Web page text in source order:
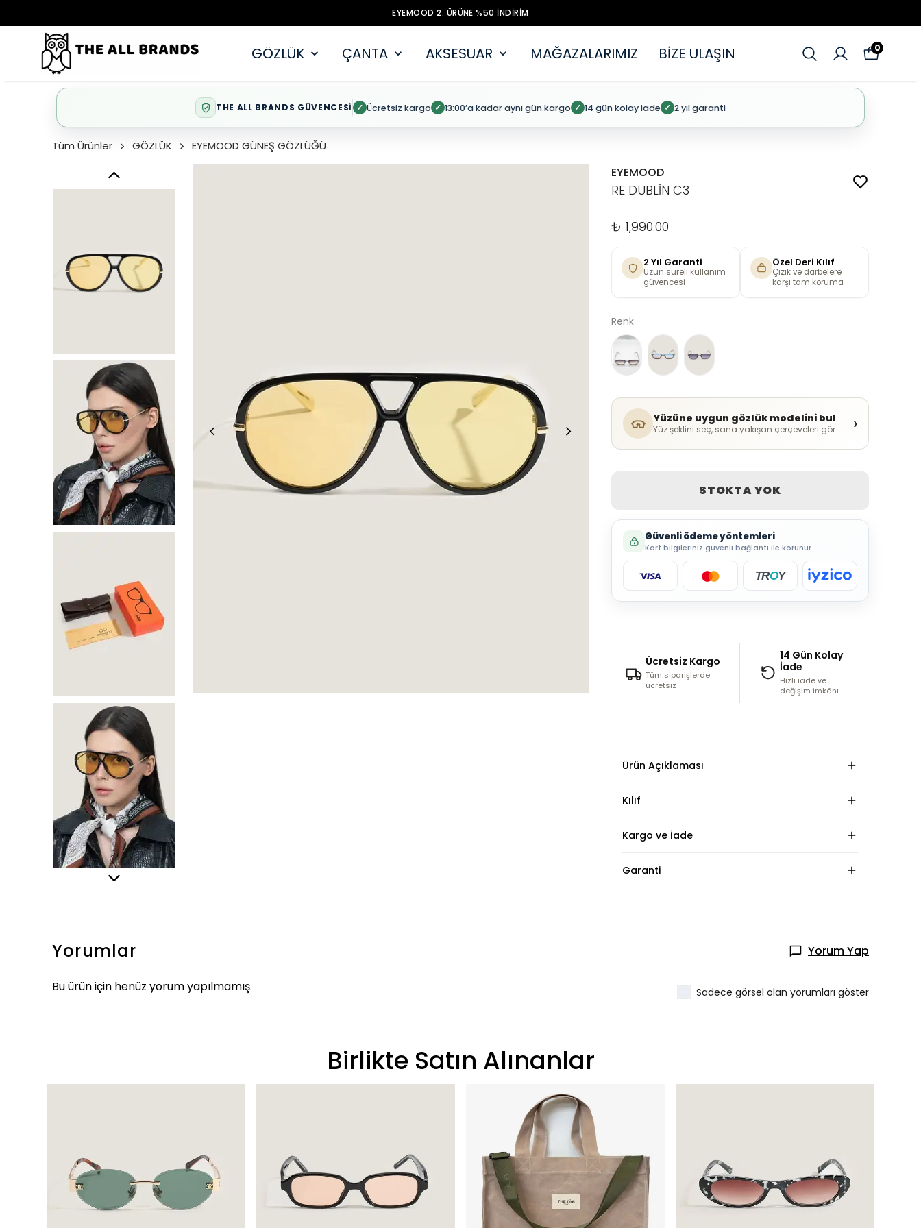
EYEMOOD 2. ÜRÜNE %50 İNDİRİM
GÖZLÜK ÇANTA AKSESUAR MAĞAZALARIMIZ BİZE ULAŞIN 0
THE ALL BRANDS GÜVENCESİ ✓ Ücretsiz kargo ✓ 13:00’a kadar aynı gün kargo ✓ 14 gün kolay iade ✓ 2 yıl garanti
Tüm Ürünler GÖZLÜK EYEMOOD GÜNEŞ GÖZLÜĞÜ
EYEMOOD
RE DUBLİN C3
₺ 1,990.00
2 Yıl Garanti
Uzun süreli kullanım
güvencesi
Özel Deri Kılıf
Çizik ve darbelere
karşı tam koruma
Renk
Yüzüne uygun gözlük modelini bul
Yüz şeklini seç, sana yakışan çerçeveleri gör. ›
STOKTA YOK
Güvenli ödeme yöntemleri
Kart bilgileriniz güvenli bağlantı ile korunur
TROY
Ücretsiz Kargo
Tüm siparişlerde
ücretsiz
14 Gün Kolay
İade
Hızlı iade ve
değişim imkânı
Ürün Açıklaması
Kılıf
Kargo ve İade
Garanti
Yorumlar Yorum Yap
Bu ürün için henüz yorum yapılmamış. Sadece görsel olan yorumları göster
Birlikte Satın Alınanlar